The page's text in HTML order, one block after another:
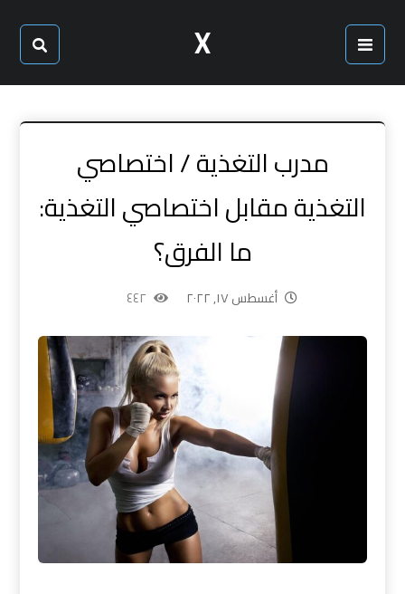
X
مدرب التغذية / اختصاصي
التغذية مقابل اختصاصي التغذية:
ما الفرق؟
أغسطس ١٧, ٢٠٢٢ ٤٤٢